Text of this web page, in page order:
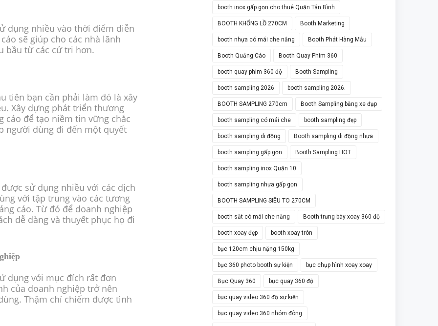
dụng nhiều vào thời điểm diễn
sẽ giúp cho các nhà lãnh
bầu từ các cử tri hơn.
tiên bạn cần phải làm đó là xây
Xây dựng phát triển thương
cáo để tạo niềm tin vững chắc
người dùng đi đến một quyết
sử dụng nhiều với các dịch
với tập trung vào các tương
cáo. Từ đó để doanh nghiệp
dễ dàng và thuyết phục họ đi
dụng với mục đích rất đơn
của doanh nghiệp trở nên
Thậm chí chiếm được tình
booth inox gấp gọn cho thuê Quận Tân Bình
BOOTH KHỔNG LỒ 270CM Booth Marketing
booth nhựa có mái che nắng Booth Phát Hàng Mẫu
Booth Quảng Cáo Booth Quay Phim 360
booth quay phim 360 độ Booth Sampling
booth sampling 2026 booth sampling 2026.
BOOTH SAMPLING 270cm Booth Sampling bằng xe đạp
booth sampling có mái che booth sampling đẹp
booth sampling di động Booth sampling di động nhựa
booth sampling gấp gọn Booth Sampling HOT
booth sampling inox Quận 10
booth sampling nhựa gấp gọn
BOOTH SAMPLING SIÊU TO 270CM
booth sắt có mái che nắng Booth trưng bày xoay 360 độ
booth xoay đẹp booth xoay tròn
bục 120cm chịu nặng 150kg
bục 360 photo booth sự kiện bục chụp hình xoay xoay
Bục Quay 360 bục quay 360 độ
bục quay video 360 độ sự kiện
bục quay video 360 nhóm đông